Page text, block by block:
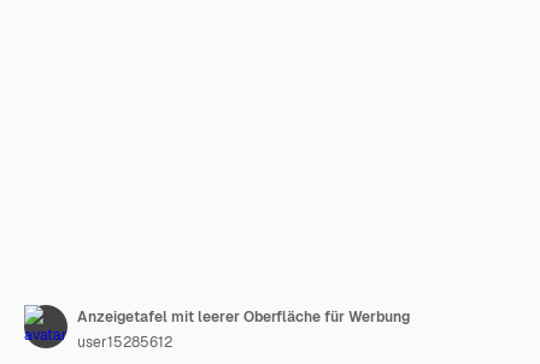
Anzeigetafel mit leerer Oberfläche für Werbung
user15285612